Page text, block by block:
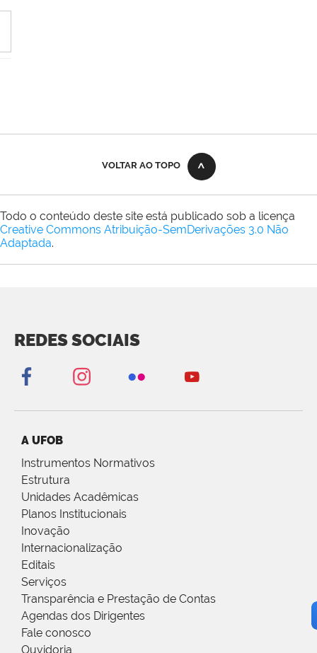
VOLTAR AO TOPO
Todo o conteúdo deste site está publicado sob a licença
Creative Commons Atribuição-SemDerivações 3.0 Não
Adaptada.
REDES SOCIAIS
A UFOB
Instrumentos Normativos
Estrutura
Unidades Acadêmicas
Planos Institucionais
Inovação
Internacionalização
Editais
Serviços
Transparência e Prestação de Contas
Agendas dos Dirigentes
Fale conosco
Ouvidoria